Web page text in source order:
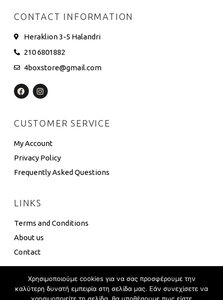
CONTACT INFORMATION
Heraklion 3-5 Halandri
210 6801882
4boxstore@gmail.com
CUSTOMER SERVICE
My Account
Privacy Policy
Frequently Asked Questions
LINKS
Terms and Conditions
About us
Contact
Χρησιμοποιούμε cookies για να σας προσφέρουμε την
καλύτερη δυνατή εμπειρία στη σελίδα μας. Εάν συνεχίσετε να